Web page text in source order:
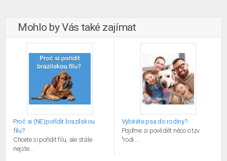
Mohlo by Vás také zajímat
Proč si (NE)pořídit brazilskou
filu?
Chcete si pořídit filu, ale stále
nejste...
Vybíráte psa do rodiny?
Pojďme si povědět něco o tzv.
"rodi...